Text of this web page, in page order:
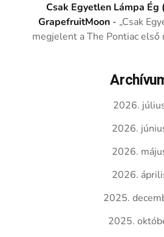
Csak Egyetlen Lámpa
GrapefruitMoon - „Csak
megjelent a The Pontiac első
2026.
2026.
2026.
2026.
2025.
2025.